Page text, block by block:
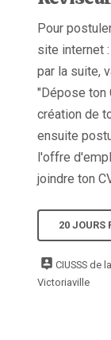
Pour
site internet
par la suite,
"Dépose ton
création de
ensuite
l'offre
joindre ton
20 JOURS
CIUSSS de
Victoriaville